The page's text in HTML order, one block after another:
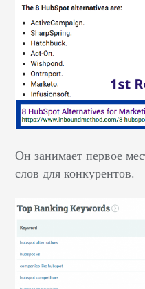
Он занимает первое
слов для конкурентов.